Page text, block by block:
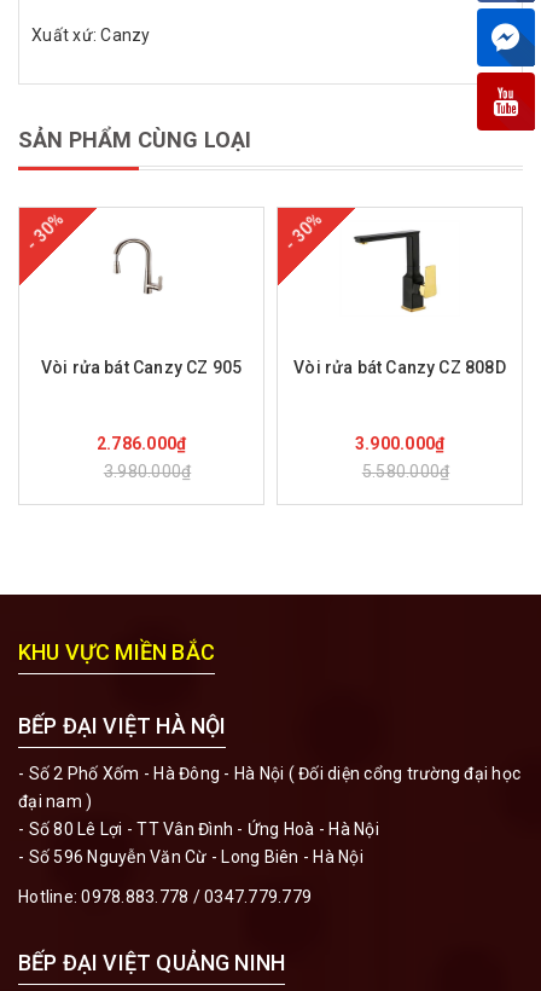
Xuất xứ: Canzy
SẢN PHẨM CÙNG LOẠI
- 30%
Vòi rửa bát Canzy CZ 905
2.786.000₫
3.980.000₫
- 30%
Vòi rửa bát Canzy CZ 808D
3.900.000₫
5.580.000₫
KHU VỰC MIỀN BẮC
BẾP ĐẠI VIỆT HÀ NỘI
- Số 2 Phố Xốm - Hà Đông - Hà Nội ( Đối diện cổng trường đại học
đại nam )
- Số 80 Lê Lợi - TT Vân Đình - Ứng Hoà - Hà Nội
- Số 596 Nguyễn Văn Cừ - Long Biên - Hà Nội
Hotline:0978.883.778 /0347.779.779
BẾP ĐẠI VIỆT QUẢNG NINH